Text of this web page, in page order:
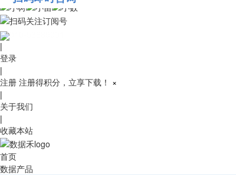
010-53689091
|
登录
|
注册 注册得积分，立享下载！ ×
|
关于我们
|
收藏本站
首页
数据产品